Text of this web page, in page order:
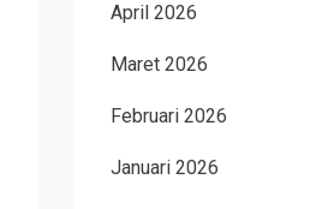
April 2026
Maret 2026
Februari 2026
Januari 2026